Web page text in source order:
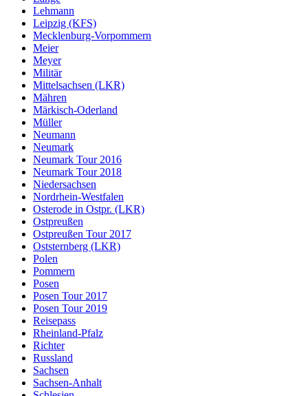
Lehmann
Leipzig (KFS)
Mecklenburg-Vorpommern
Meier
Meyer
Militär
Mittelsachsen (LKR)
Mähren
Märkisch-Oderland
Müller
Neumann
Neumark
Neumark Tour 2016
Neumark Tour 2018
Niedersachsen
Nordrhein-Westfalen
Osterode in Ostpr. (LKR)
Ostpreußen
Ostpreußen Tour 2017
Oststernberg (LKR)
Polen
Pommern
Posen
Posen Tour 2017
Posen Tour 2019
Reisepass
Rheinland-Pfalz
Richter
Russland
Sachsen
Sachsen-Anhalt